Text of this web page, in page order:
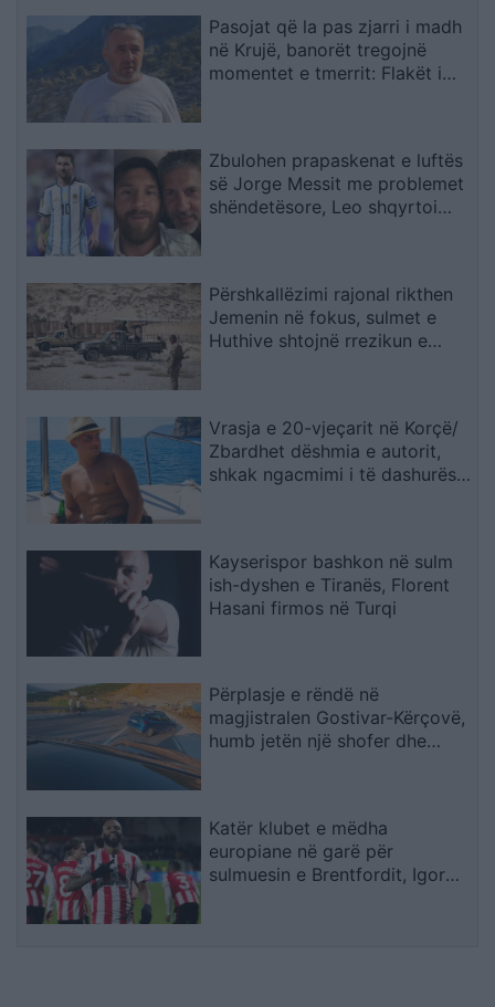
Pasojat që la pas zjarri i madh
në Krujë, banorët tregojnë
momentet e tmerrit: Flakët i
Zbulohen prapaskenat e luftës
së Jorge Messit me problemet
shëndetësore, Leo shqyrtoi
Përshkallëzimi rajonal rikthen
Jemenin në fokus, sulmet e
Huthive shtojnë rrezikun e
Vrasja e 20-vjeçarit në Korçë/
Zbardhet dëshmia e autorit,
shkak ngacmimi i të dashurës
Kayserispor bashkon në sulm
ish-dyshen e Tiranës, Florent
Hasani firmos në Turqi
Përplasje e rëndë në
magjistralen Gostivar-Kërçovë,
humb jetën një shofer dhe
Katër klubet e mëdha
europiane në garë për
sulmuesin e Brentfordit, Igor